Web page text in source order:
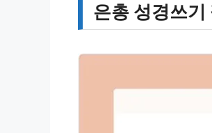
은총 성경쓰기